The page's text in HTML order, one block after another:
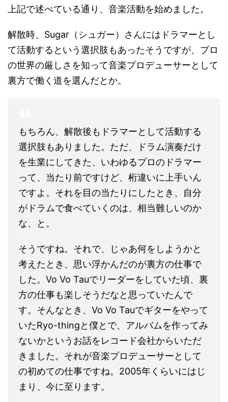
上記で述べている通り、音楽活動を始めました。
解散時、Sugar（シュガー）さんにはドラマーとし
て活動するという選択肢もあったそうですが、プロ
の世界の厳しさを知って音楽プロデューサーとして
裏方で働く道を選んだとか。
もちろん、解散後もドラマーとして活動する
選択肢もありました。ただ、ドラム演奏だけ
を生業にしてきた、いわゆるプロのドラマー
って、当たり前ですけど、桁違いに上手いん
ですよ。それを目の当たりにしたとき、自分
がドラムで食べていくのは、相当難しいのか
な、と。
そうですね。それで、じゃあ何をしようかと
考えたとき、思い浮かんだのが裏方の仕事で
した。Vo Vo Tauでリーダーをしていた頃、裏
方の仕事も楽しそうだなと思っていたんで
す。そんなとき、Vo Vo Tauでギターをやって
いたRyo-thingと僕とで、アルバムを作ってみ
ないかというお話をレコード会社からいただ
きました。それが音楽プロデューサーとして
の初めての仕事ですね。2005年くらいにはじ
まり、今に至ります。